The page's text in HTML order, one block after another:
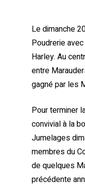
Le dimanche
Poudrerie
Harley. Au
entre
gagné par les
Pour terminer
convivial à la
Jumelages
membres du
de quelques
précédente